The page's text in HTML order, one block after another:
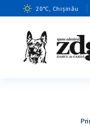
20°C, Chișinău